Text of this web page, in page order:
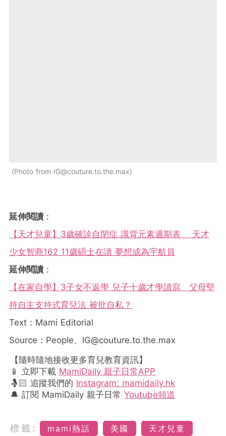
Photo from IG@couture.to.the.max
延伸閱讀 ：
【天才兒童】3歲確診自閉症 識背元素週期表 天才
少女智商162 11歲碩士在讀 夢想成為宇航員
延伸閱讀 ：
【在家自學】3子女不返學 兒子十歲才學讀寫 父母堅
持自主支持式育兒法 被批自私？
Text：Mami Editorial
Source：People、 IG@couture.to.the.max
【隨時隨地接收更多育兒教育資訊】
📱 立即下載 MamiDaily 親子日常APP
🤱🏻 追蹤我們的 Instagram: mamidaily.hk
🔔 訂閱 MamiDaily 親子日常 Youtube頻道
標籤: mami熱話 美國
天才兒童